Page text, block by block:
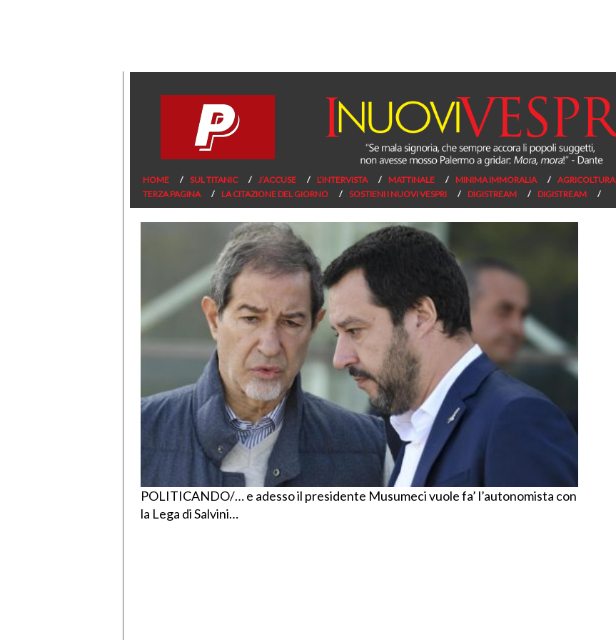
HOME SUL TITANIC J’ACCUSE L’INTERVISTA MATTINALE MINIMA IMMORALIA AGRICOLTURA
TERZA PAGINA
LA CITAZIONE DEL GIORNO SOSTIENI I NUOVI VESPRI DIGISTREAM DIGISTREAM
POLITICANDO/… e adesso il presidente Musumeci vuole fa’ l’autonomista con
la Lega di Salvini…